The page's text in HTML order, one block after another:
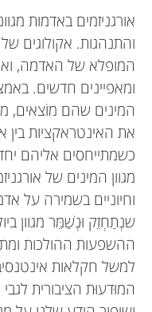
אורגניזמים באדמות
והתנהגות. אקולוגים
המופלא של האדמה,
ומאפיינים חדשים.
המינים שהם מוֹצאים,
את האינטראקציות בין
כשמתייחסים אליהם
מגוון המינים של
וחיוניים בשמירה על
שנְתַחְזֵק וּנְשַׁמֵּר מגוון
ההשפעות ההולכות
למשל חקלאות
המוּדעוּת הציבורית